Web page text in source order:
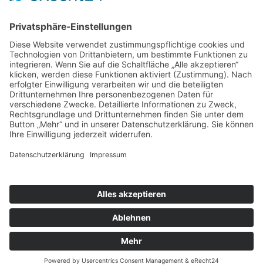
Datenschutz Impressum Cookie-Einstellungen